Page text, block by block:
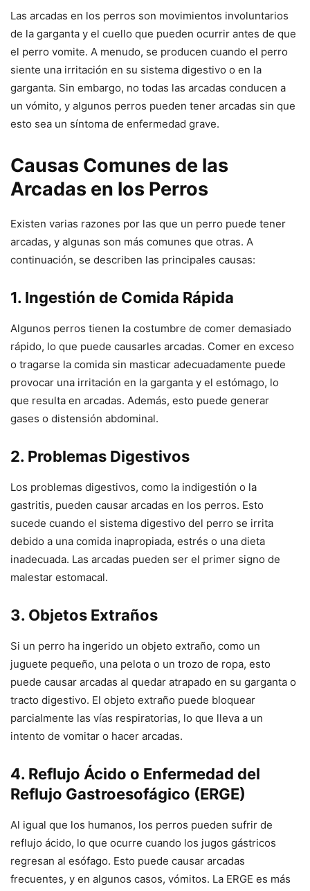
Las arcadas en los perros son movimientos involuntarios
de la garganta y el cuello que pueden ocurrir antes de que
el perro vomite. A menudo, se producen cuando el perro
siente una irritación en su sistema digestivo o en la
garganta. Sin embargo, no todas las arcadas conducen a
un vómito, y algunos perros pueden tener arcadas sin que
esto sea un síntoma de enfermedad grave.
Causas Comunes de las
Arcadas en los Perros
Existen varias razones por las que un perro puede tener
arcadas, y algunas son más comunes que otras. A
continuación, se describen las principales causas:
1. Ingestión de Comida Rápida
Algunos perros tienen la costumbre de comer demasiado
rápido, lo que puede causarles arcadas. Comer en exceso
o tragarse la comida sin masticar adecuadamente puede
provocar una irritación en la garganta y el estómago, lo
que resulta en arcadas. Además, esto puede generar
gases o distensión abdominal.
2. Problemas Digestivos
Los problemas digestivos, como la indigestión o la
gastritis, pueden causar arcadas en los perros. Esto
sucede cuando el sistema digestivo del perro se irrita
debido a una comida inapropiada, estrés o una dieta
inadecuada. Las arcadas pueden ser el primer signo de
malestar estomacal.
3. Objetos Extraños
Si un perro ha ingerido un objeto extraño, como un
juguete pequeño, una pelota o un trozo de ropa, esto
puede causar arcadas al quedar atrapado en su garganta o
tracto digestivo. El objeto extraño puede bloquear
parcialmente las vías respiratorias, lo que lleva a un
intento de vomitar o hacer arcadas.
4. Reflujo Ácido o Enfermedad del
Reflujo Gastroesofágico (ERGE)
Al igual que los humanos, los perros pueden sufrir de
reflujo ácido, lo que ocurre cuando los jugos gástricos
regresan al esófago. Esto puede causar arcadas
frecuentes, y en algunos casos, vómitos. La ERGE es más